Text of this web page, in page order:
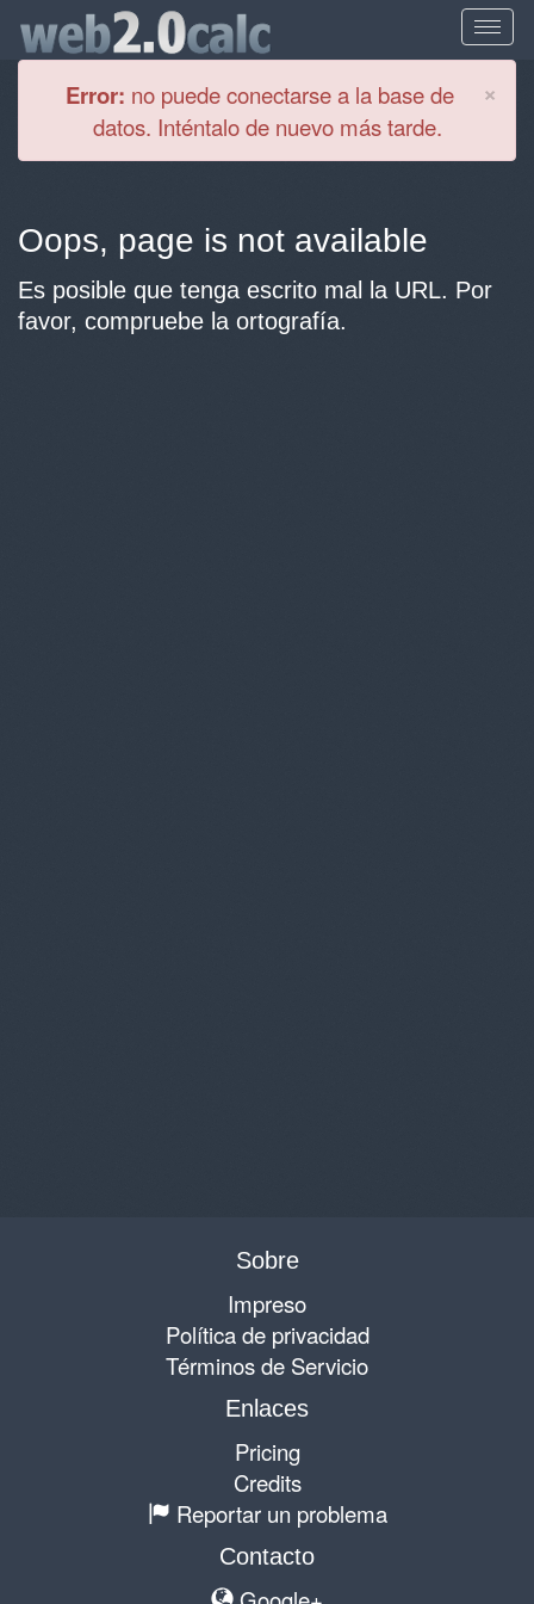
×
Error: no puede conectarse a la base de
datos. Inténtalo de nuevo más tarde.
Oops, page is not available
Es posible que tenga escrito mal la URL. Por
favor, compruebe la ortografía.
Sobre
Impreso
Política de privacidad
Términos de Servicio
Enlaces
Pricing
Credits
Reportar un problema
Contacto